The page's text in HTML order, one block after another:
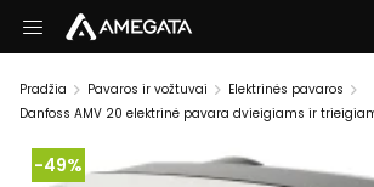
Pradžia Pavaros ir vožtuvai
Elektrinės pavaros
Danfoss AMV 20 elektrinė pavara dvieigiams ir
-49%